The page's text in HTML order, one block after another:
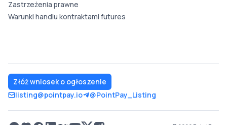
Zastrzeżenia prawne
Warunki handlu kontraktami futures
Złóż wniosek o ogłoszenie
listing@pointpay.io
@PointPay_Listing